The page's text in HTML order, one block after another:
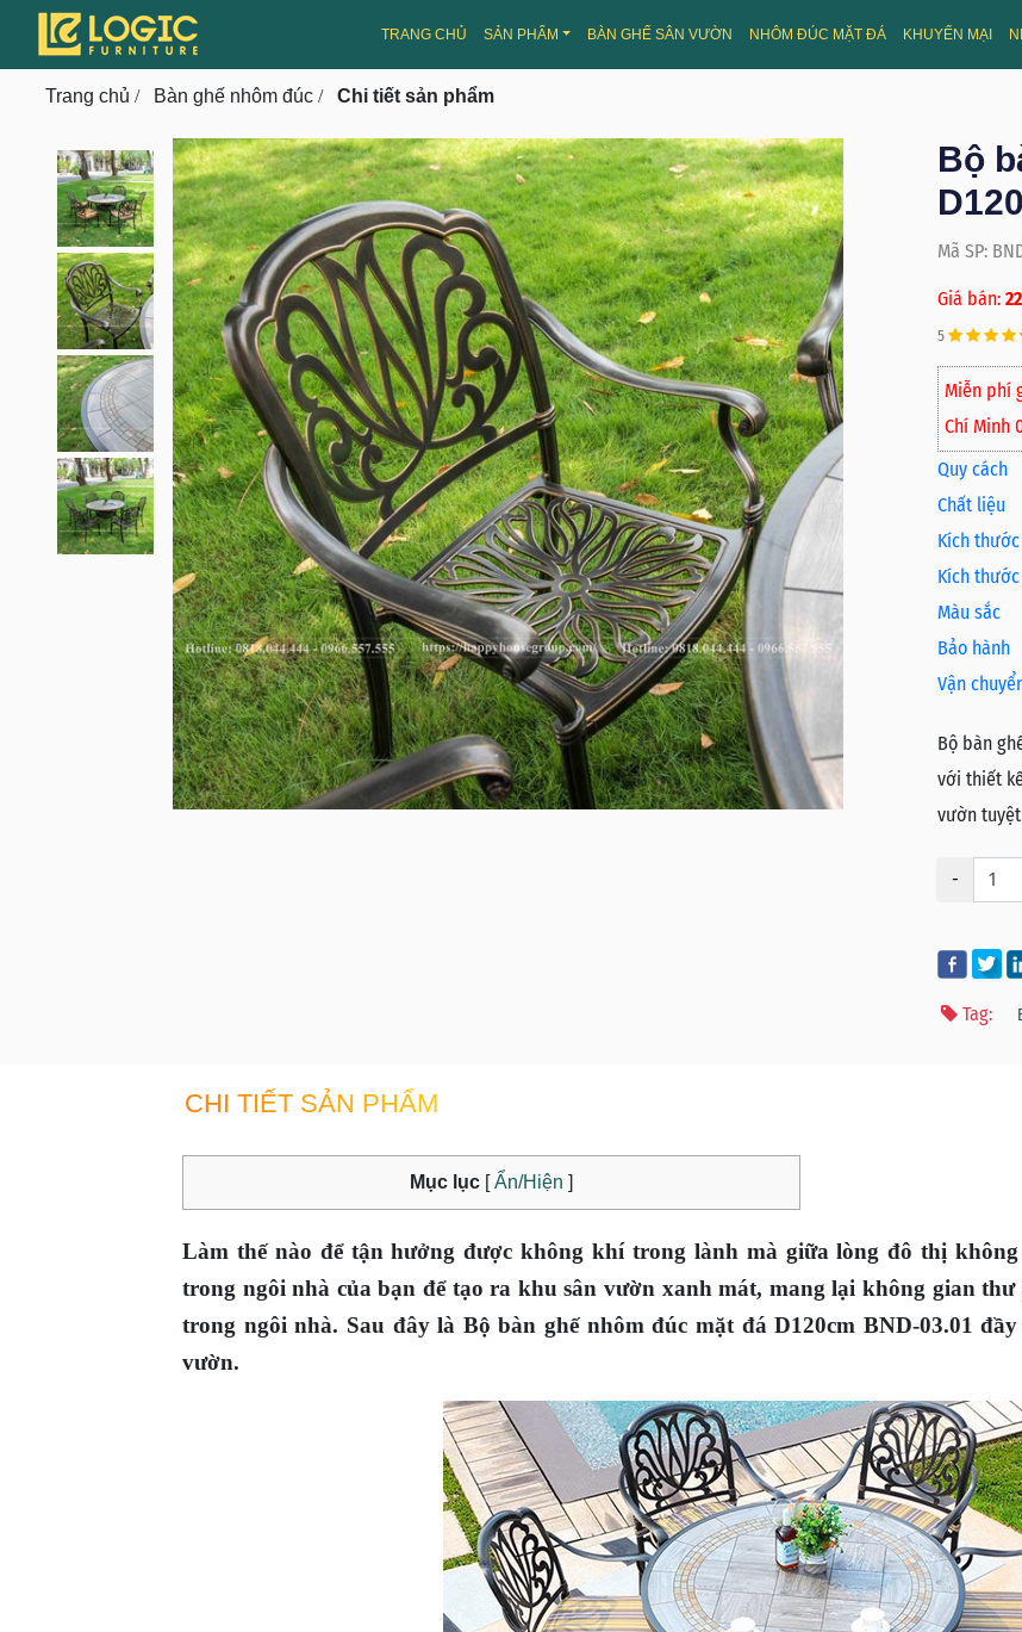
Toggle navigation
CMS v3.0 TRANG CHỦ SẢN PHẨM BÀN GHẾ SÂN VƯỜN NHÔM ĐÚC MẶT ĐÁ KHUYẾN MẠI
Trang chủ / Bàn ghế nhôm đúc / Chi tiết sản phẩm
prev
next
Bộ
Mã SP:
Giá bán:
5
Miễn phí
Chí Minh
Quy cách
Chất liệu
Kích
Kích
Màu sắc
Bảo hành
Vận
Bộ bàn
với thiết
vườn
-
Tag:
CHI TIẾT SẢN PHẨM
Mục lục [Ẩn/Hiện ]
Làm thế nào để tận hưởng được không khí trong lành mà giữa lòng đô thị
trong ngôi nhà của bạn để tạo ra khu sân vườn xanh mát, mang lại không gian thư
trong ngôi nhà. Sau đây là Bộ bàn ghế nhôm đúc mặt đá D120cm BND-03.01
vườn.